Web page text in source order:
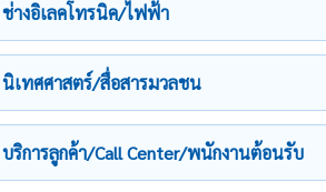
ช่างอิเลคโทรนิค/ไฟฟ้า
นิเทศศาสตร์/สื่อสารมวลชน
บริการลูกค้า/Call Center/พนักงานต้อนรับ